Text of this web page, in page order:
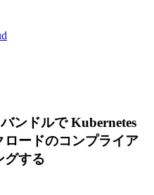
ンドルで Kubernetes
ードのコンプライア
グする